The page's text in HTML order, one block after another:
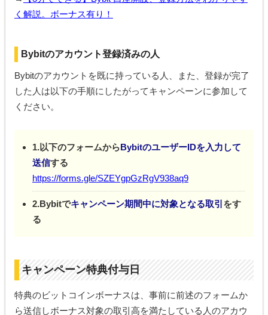
く解説。ボーナス有り！
Bybitのアカウント登録済みの人
Bybitのアカウントを既に持っている人、また、登録が完了
した人は以下の手順にしたがってキャンペーンに参加して
ください。
1.以下のフォームからBybitのユーザーIDを入力して
送信する
https://forms.gle/SZEYgpGzRgV938aq9
2.Bybitでキャンペーン期間中に対象となる取引 をす
る
キャンペーン特典付与日
特典のビットコインボーナスは、事前に前述のフォームか
ら送信しボーナス対象の取引高を満たしている人のアカウ